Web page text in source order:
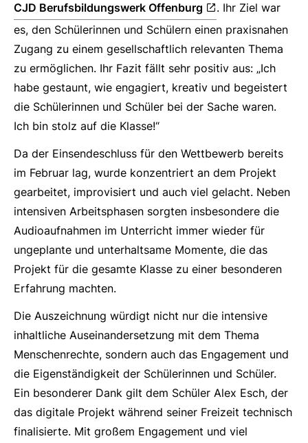
CJD Berufsbildungswerk Offenburg
. Ihr Ziel war
es, den Schülerinnen und Schülern einen praxisnahen
Zugang zu einem gesellschaftlich relevanten Thema
zu ermöglichen. Ihr Fazit fällt sehr positiv aus: „Ich
habe gestaunt, wie engagiert, kreativ und begeistert
die Schülerinnen und Schüler bei der Sache waren.
Ich bin stolz auf die Klasse!“
Da der Einsendeschluss für den Wettbewerb bereits
im Februar lag, wurde konzentriert an dem Projekt
gearbeitet, improvisiert und auch viel gelacht. Neben
intensiven Arbeitsphasen sorgten insbesondere die
Audioaufnahmen im Unterricht immer wieder für
ungeplante und unterhaltsame Momente, die das
Projekt für die gesamte Klasse zu einer besonderen
Erfahrung machten.
Die Auszeichnung würdigt nicht nur die intensive
inhaltliche Auseinandersetzung mit dem Thema
Menschenrechte, sondern auch das Engagement und
die Eigenständigkeit der Schülerinnen und Schüler.
Ein besonderer Dank gilt dem Schüler Alex Esch, der
das digitale Projekt während seiner Freizeit technisch
finalisierte. Mit großem Engagement und viel